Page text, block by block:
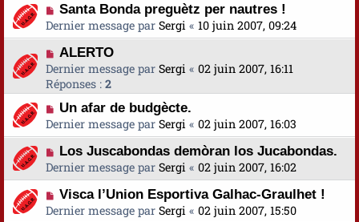
Santa Bonda preguètz per nautres !
Dernier message par Sergi « 10 juin 2007, 09:24
ALERTO
Dernier message par Sergi « 02 juin 2007, 16:11
Réponses : 2
Un afar de budgècte.
Dernier message par Sergi « 02 juin 2007, 16:03
Los Juscabondas demòran los Jucabondas.
Dernier message par Sergi « 02 juin 2007, 16:02
Visca l’Union Esportiva Galhac-Graulhet !
Dernier message par Sergi « 02 juin 2007, 15:50